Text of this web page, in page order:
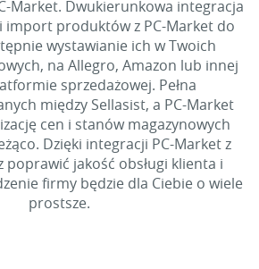
Market. Dwukierunkowa integracja
import produktów z PC-Market do
wystawianie ich w Twoich
na Allegro, Amazon lub innej
sprzedażowej. Pełna
między Sellasist, a PC-Market
cen i stanów magazynowych
Dzięki integracji PC-Market z
poprawić jakość obsługi klienta i
firmy będzie dla Ciebie o wiele
prostsze.